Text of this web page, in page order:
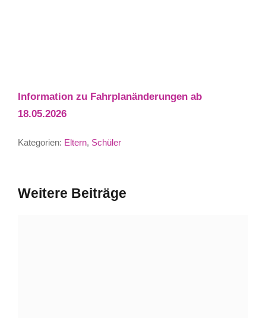
Information zu Fahrplanänderungen ab
18.05.2026
Kategorien: Eltern, Schüler
Weitere Beiträge